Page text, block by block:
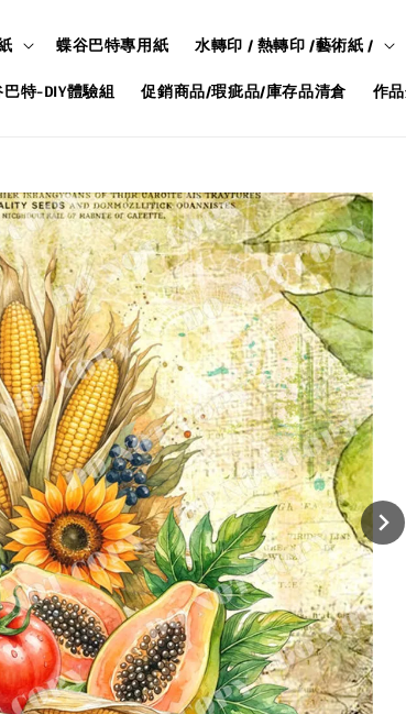
蝶谷巴特專用紙 水轉印 / 熱轉印 /藝術紙 /
特-DIY體驗組 促銷商品/瑕疵品/庫存品清倉 作